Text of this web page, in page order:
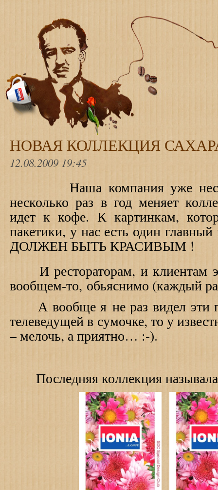
НОВАЯ КОЛЛЕКЦИЯ
12.08.2009 19:45
Наша компания уже
несколько раз в год меняет
идет к кофе.К картинкам,
пакетики, у нас есть один
ДОЛЖЕН БЫТЬ КРАСИВЫМ !
И рестораторам, и клиентам
вообщем-то, обьяснимо (каждый
А вообще я не раз видел эти
телеведущей в сумочке, то у
– мелочь, а приятно… :-).
Последняя коллекция